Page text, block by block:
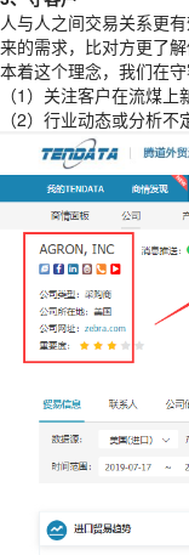
人与人之间交易关系更
来的需求，比对方更了解
本着这个理念，我们在
（1）关注客户在流煤
（2）行业动态或分析不